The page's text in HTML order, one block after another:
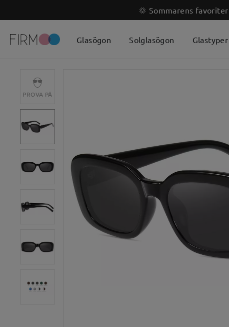
🌞 Sommarens
Glasögon Solglasögon Glastyper
PROVA PÅ